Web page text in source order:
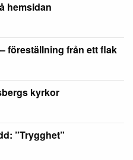
hemsidan
föreställning från ett flak
kyrkor
”Trygghet”